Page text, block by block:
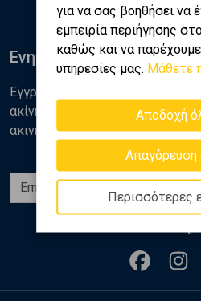
για να σας βοηθήσει να
εμπειρία περιήγησης
καθώς και να
υπηρεσίες μας. Μάθετε
Αποδοχή
Περισσότερες
Ενημερωθείτε
Εγγραφείτε στο newsletter της
ακίνητα, αναλύσεις και διάφορα
ακινήτων